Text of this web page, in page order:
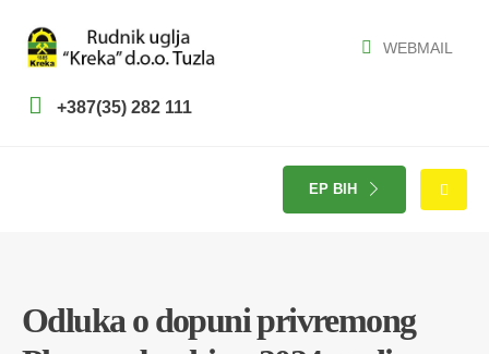
WEBMAIL
+387(35) 282 111
EP BIH
Odluka o dopuni privremong